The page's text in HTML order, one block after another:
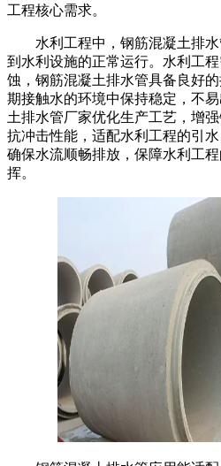
工程核心需求。
水利工程中，钢筋混凝土排
到水利设施的正常运行。水利工
蚀，钢筋混凝土排水管具备良好
期接触水的环境中保持稳定，不
土排水管厂家优化生产工艺，增
抗冲击性能，适配水利工程的引
确保水流顺畅排放，保障水利工
挥。